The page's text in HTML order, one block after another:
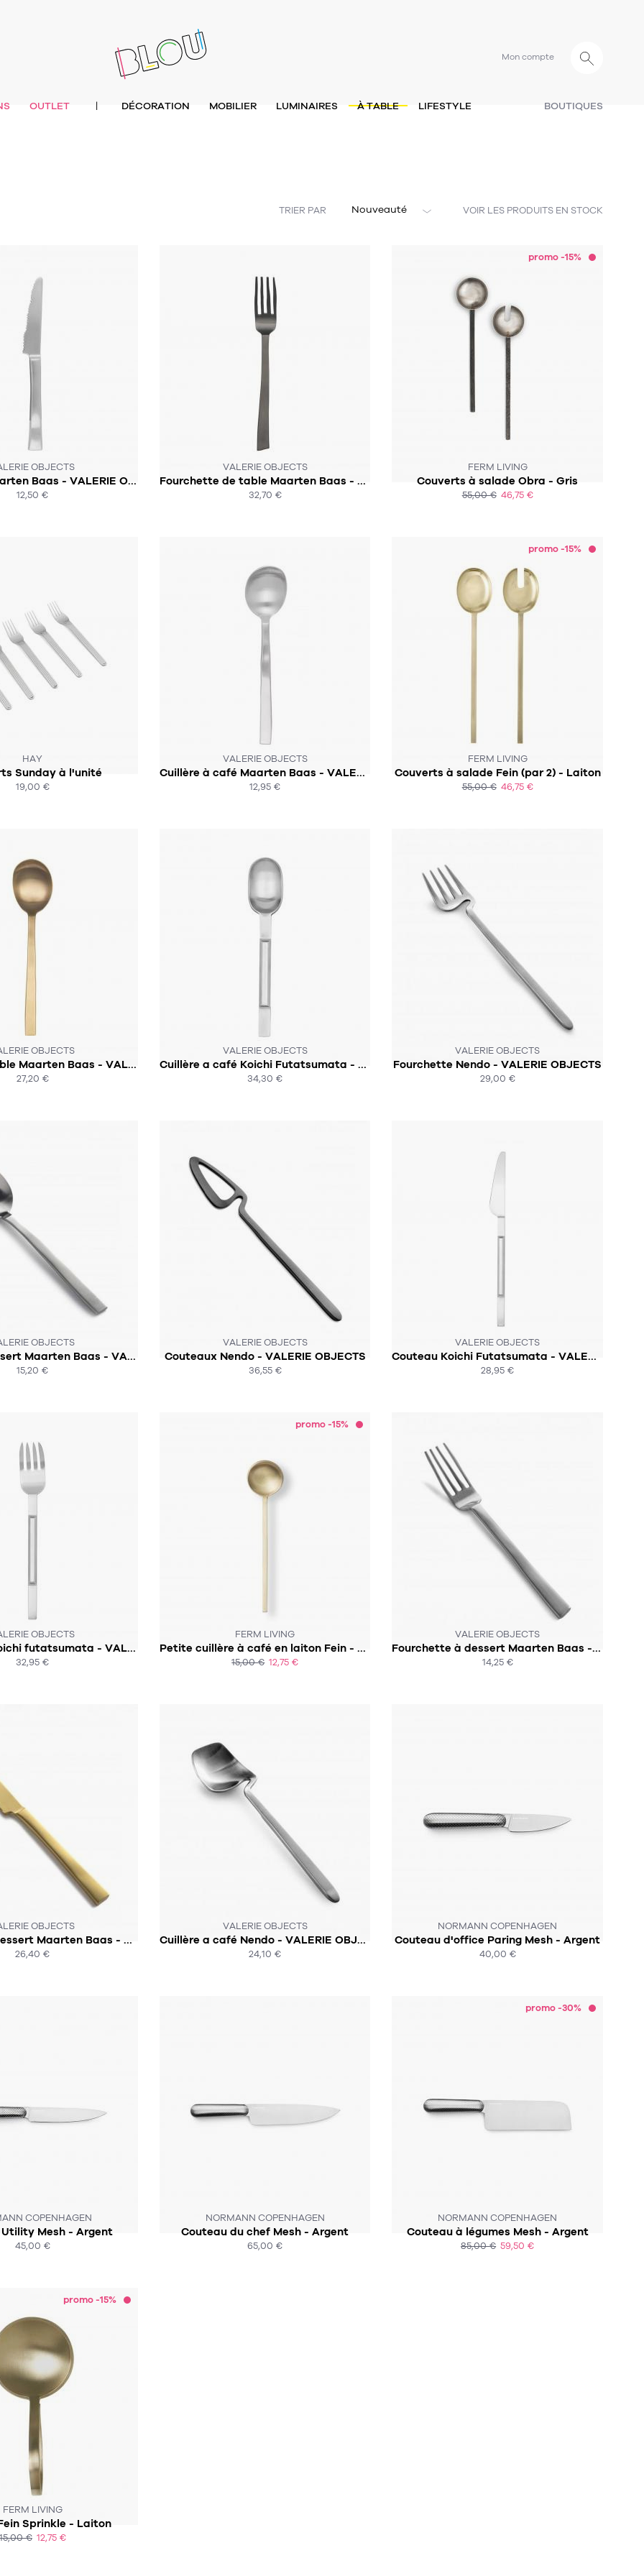
Mon compte
BOUTIQUES
OUTLET | DÉCORATION MOBILIER LUMINAIRES À TABLE LIFESTYLE
TRIER PAR Nouveauté VOIR LES PRODUITS EN STOCK
OBJECTS
Couteaux Maarten Baas - VALERIE OBJECTS
12,50 €
VALERIE OBJECTS
Fourchette de table Maarten Baas - VALERIE OBJECTS
32,70 €
promo -15%
FERM LIVING
Couverts à salade Obra - Gris
55,00 € 46,75 €
HAY
Sunday à l'unité
19,00 €
VALERIE OBJECTS
Cuillère à café Maarten Baas - VALERIE OBJECTS
12,95 €
promo -15%
FERM LIVING
Couverts à salade Fein (par 2) - Laiton
55,00 € 46,75 €
OBJECTS
Cuillère de table Maarten Baas - VALERIE OBJECTS
27,20 €
VALERIE OBJECTS
Cuillère a café Koichi Futatsumata - VALERIE OBJECTS
34,30 €
VALERIE OBJECTS
Fourchette Nendo - VALERIE OBJECTS
29,00 €
OBJECTS
Cuillère à dessert Maarten Baas - VALERIE OBJECTS
15,20 €
VALERIE OBJECTS
Couteaux Nendo - VALERIE OBJECTS
36,55 €
VALERIE OBJECTS
Couteau Koichi Futatsumata - VALERIE OBJECTS
28,95 €
OBJECTS
Fourchette koichi futatsumata - VALERIE OBJECTS
32,95 €
promo -15%
FERM LIVING
Petite cuillère à café en laiton Fein - Laiton
15,00 € 12,75 €
VALERIE OBJECTS
Fourchette à dessert Maarten Baas - VALERIE OBJECTS
14,25 €
OBJECTS
Couteaux à dessert Maarten Baas - VALERIE OBJECTS
26,40 €
VALERIE OBJECTS
Cuillère a café Nendo - VALERIE OBJECTS
24,10 €
NORMANN COPENHAGEN
Couteau d'office Paring Mesh - Argent
40,00 €
COPENHAGEN
Mesh - Argent
45,00 €
NORMANN COPENHAGEN
Couteau du chef Mesh - Argent
65,00 €
promo -30%
NORMANN COPENHAGEN
Couteau à légumes Mesh - Argent
85,00 € 59,50 €
promo -15%
FERM LIVING
Sprinkle - Laiton
€ 12,75 €